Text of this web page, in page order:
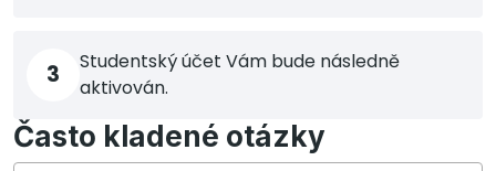
3
Studentský účet Vám bude následně
aktivován.
Často kladené otázky